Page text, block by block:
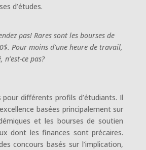
d’études.
pas! Rares sont les bourses de
Pour moins d’une heure de travail,
n’est-ce pas?
pour différents profils d’étudiants. Il
basées principalement sur
et les bourses de soutien
dont les finances sont précaires.
concours basés sur l’implication,